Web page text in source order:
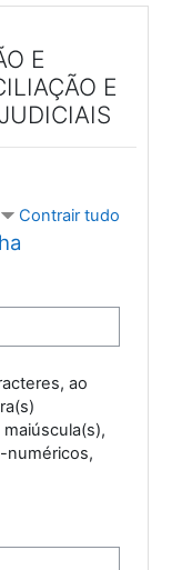
E
E
Contrair tudo
ao
numéricos,